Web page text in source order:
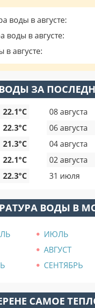
воды в августе:
воды в августе:
в августе:
ЗА
22.1°C 08 августа
22.3°C 06 августа
21.3°C 04 августа
22.1°C 02 августа
22.3°C 31 июля
ВОДЫ В
ИЮЛЬ
АВГУСТ
СЕНТЯБРЬ
САМОЕ